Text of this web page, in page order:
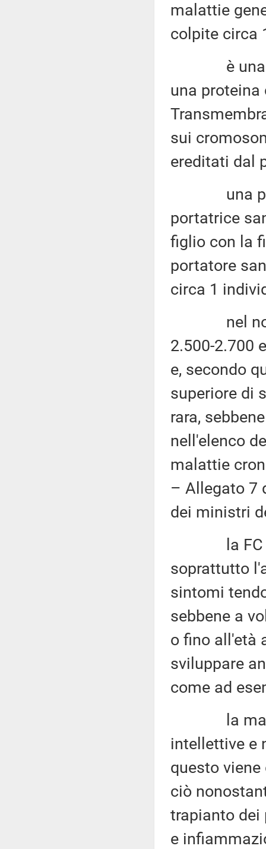
malattie
colpite circa
è una
una proteina
sui
ereditati dal
una
portatrice
figlio con la
portatore
circa 1
nel nostro
2.500-2.700
e, secondo
superiore di
rara,
nell'elenco
malattie
– Allegato 7
dei ministri
la FC è
soprattutto
sintomi
sebbene a
o fino all'età
sviluppare
come ad
la
intellettive e
questo
ciò
trapianto dei
e